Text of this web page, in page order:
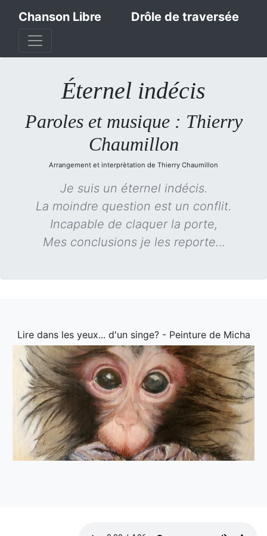
Chanson Libre Drôle de traversée
Éternel indécis
Paroles et musique : Thierry
Chaumillon
Arrangement et interprètation de Thierry Chaumillon
Je suis un éternel indécis.
La moindre question est un conflit.
Incapable de claquer la porte,
Mes conclusions je les reporte...
Lire dans les yeux... d'un singe? - Peinture de Micha